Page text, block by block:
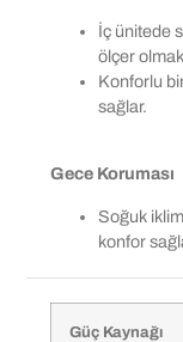
İç ünitede
ölçer
Konforlu
sağlar.
Gece Koruması
Soğuk
konfor
Güç Kaynağı